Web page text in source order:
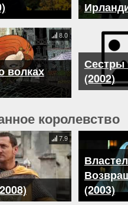
волках
8.0
Сестры
(2002)
королевство
7.9
(2003)